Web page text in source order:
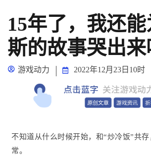
15年了，我还
斯的故事哭出来
游戏动力 2022年12月23日10时
不知道从什么时候开始，和“炒冷饭”共
常。